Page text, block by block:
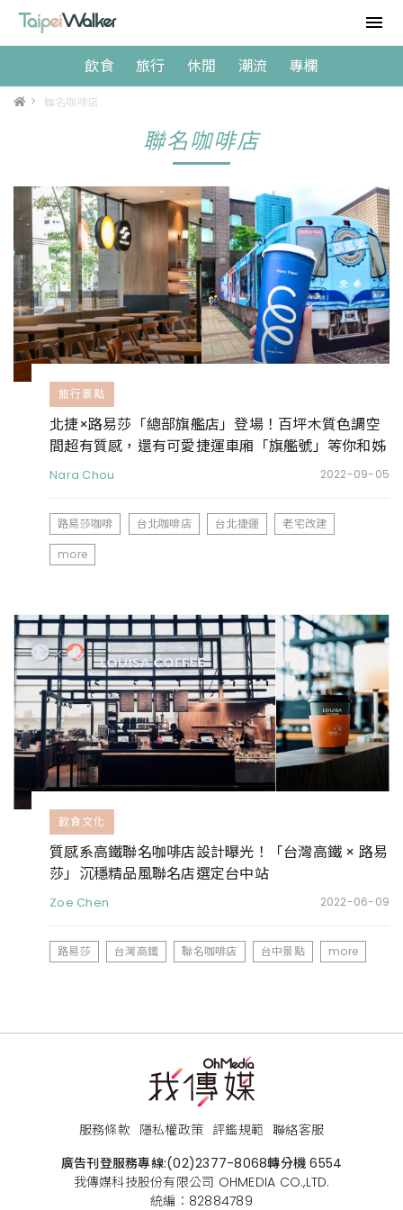
飲食 旅行 休閒 潮流 專欄
> 聯名咖啡店
聯名咖啡店
旅行景點
北捷×路易莎「總部旗艦店」登場！百坪木質色調空
間超有質感，還有可愛捷運車廂「旗艦號」等你和姊
妹來拍照
Nara Chou 2022-09-05
路易莎咖啡 台北咖啡店 台北捷運
老宅改建
more
飲食文化
質感系高鐵聯名咖啡店設計曝光！「台灣高鐵 × 路易
莎」沉穩精品風聯名店選定台中站
Zoe Chen 2022-06-09
路易莎 台灣高鐵 聯名咖啡店 台中景點 more
服務條款 隱私權政策 評鑑規範 聯絡客服
廣告刊登服務專線:(02)2377-8068轉分機 6554
我傳媒科技股份有限公司 OHMEDIA CO.,LTD.
統編：82884789